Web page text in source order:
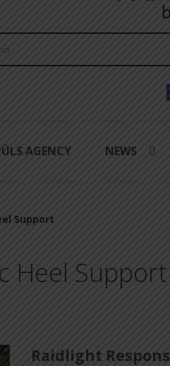
AGENCY NEWS
Support
Heel Support
Raidlight